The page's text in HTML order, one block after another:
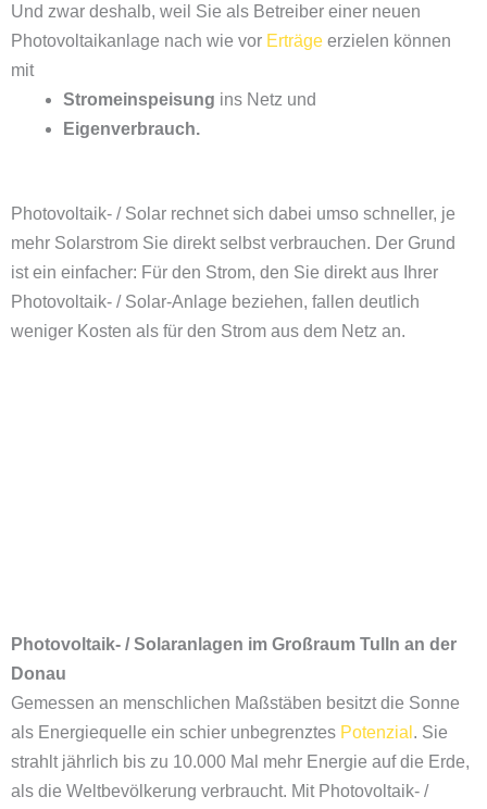
Und zwar deshalb, weil Sie als Betreiber einer neuen
Photovoltaikanlage nach wie vor Erträge erzielen können
mit
Stromeinspeisung ins Netz und
Eigenverbrauch.
Photovoltaik- / Solar rechnet sich dabei umso schneller, je
mehr Solarstrom Sie direkt selbst verbrauchen. Der Grund
ist ein einfacher: Für den Strom, den Sie direkt aus Ihrer
Photovoltaik- / Solar-Anlage beziehen, fallen deutlich
weniger Kosten als für den Strom aus dem Netz an.
Photovoltaik- / Solaranlagen im Großraum Tulln an der
Donau
Gemessen an menschlichen Maßstäben besitzt die Sonne
als Energiequelle ein schier unbegrenztes Potenzial . Sie
strahlt jährlich bis zu 10.000 Mal mehr Energie auf die Erde,
als die Weltbevölkerung verbraucht. Mit Photovoltaik- /